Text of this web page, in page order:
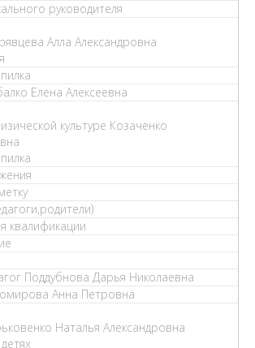
руководителя
Алла Александровна
Елена Алексеевна
культуре Козаченко
квалификации
Поддубнова Дарья Николаевна
Анна Петровна
Наталья Александровна